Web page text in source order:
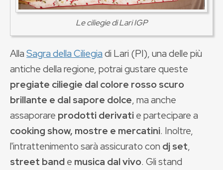
Le ciliegie di Lari IGP
AllaSagra della Ciliegiadi Lari (PI), una delle più
antiche della regione, potrai gustare queste
pregiate ciliegie dal colore rosso scuro
brillante e dal sapore dolce, ma anche
assaporare prodotti derivatie partecipare a
cooking show, mostre e mercatini. Inoltre,
l'intrattenimento sarà assicurato con dj set,
street bande musica dal vivo. Gli stand